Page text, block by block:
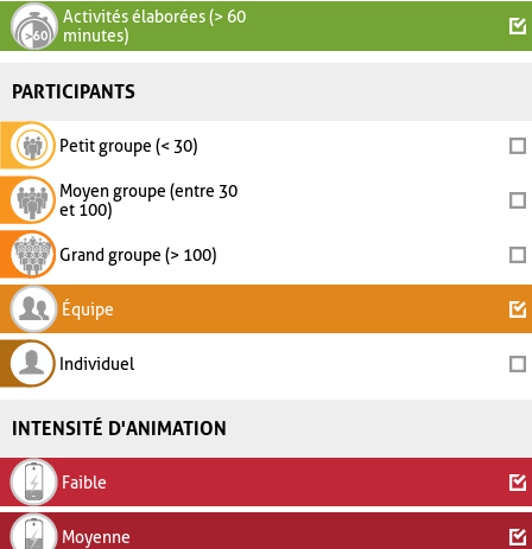
Activités élaborées (> 60
minutes)
PARTICIPANTS
Petit groupe (< 30)
Moyen groupe (entre 30
et 100)
Grand groupe (> 100)
Équipe
Individuel
INTENSITÉ D'ANIMATION
Faible
Moyenne